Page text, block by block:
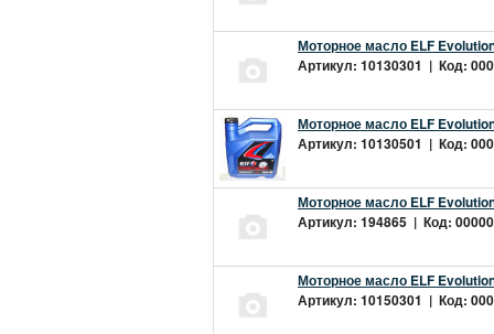
Моторное масло ELF
Артикул: 10130301 | Код:
Моторное масло ELF
Артикул: 10130501 | Код:
Моторное масло ELF
Артикул: 194865 | Код:
Моторное масло ELF
Артикул: 10150301 | Код: